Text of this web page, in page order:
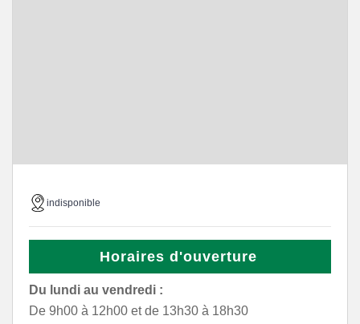
indisponible
Horaires d'ouverture
Du lundi au vendredi :
De 9h00 à 12h00 et de 13h30 à 18h30